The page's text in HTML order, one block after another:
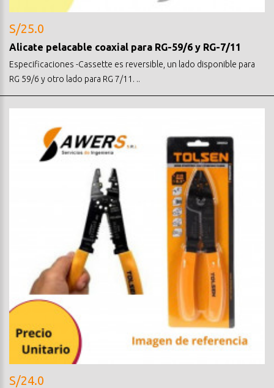
S/25.0
Alicate pelacable coaxial para RG-59/6 y RG-7/11
Especificaciones -Cassette es reversible, un lado disponible para
RG 59/6 y otro lado para RG 7/11. ..
S/24.0